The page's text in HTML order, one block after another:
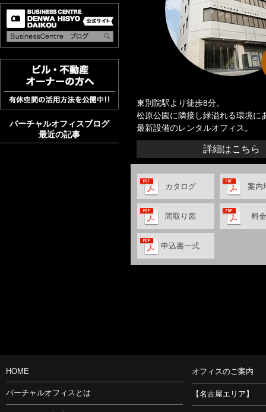
東別院駅より徒歩8分。
松原公園に隣接し緑溢れる環境に
最新設備のレンタルオフィス。
詳細はこちら
カタログ 案内
間取り図 料
申込書一式
バーチャルオフィスブログ
最近の記事
HOME
バーチャルオフィスとは
オフィスのご案内
【名古屋エリア】